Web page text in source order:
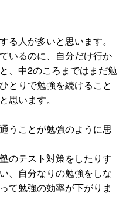
人が多いと思います。
いるのに、自分だけ行か
、中2のころまではまだ勉
とりで勉強を続けること
思います。
うことが勉強のように思
のテスト対策をしたりす
、自分なりの勉強をしな
て勉強の効率が下がりま